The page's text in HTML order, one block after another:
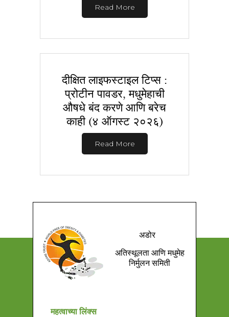
Read More
दीक्षित लाइफस्टाइल टिप्स :
प्रोटीन पावडर, मधुमेहाची
औषधे बंद करणे आणि बरेच
काही (४ ऑगस्ट २०२६)
Read More
अडोर
अतिस्थूलता आणि मधुमेह
निर्मुलन समिती
महत्वाच्या लिंक्स